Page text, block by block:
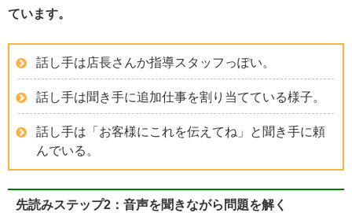
ています。
話し手は店長さんか指導スタッフっぽい。
話し手は聞き手に追加仕事を割り当てている様子。
話し手は「お客様にこれを伝えてね」と聞き手に頼
んでいる。
先読みステップ2：音声を聞きながら問題を解く